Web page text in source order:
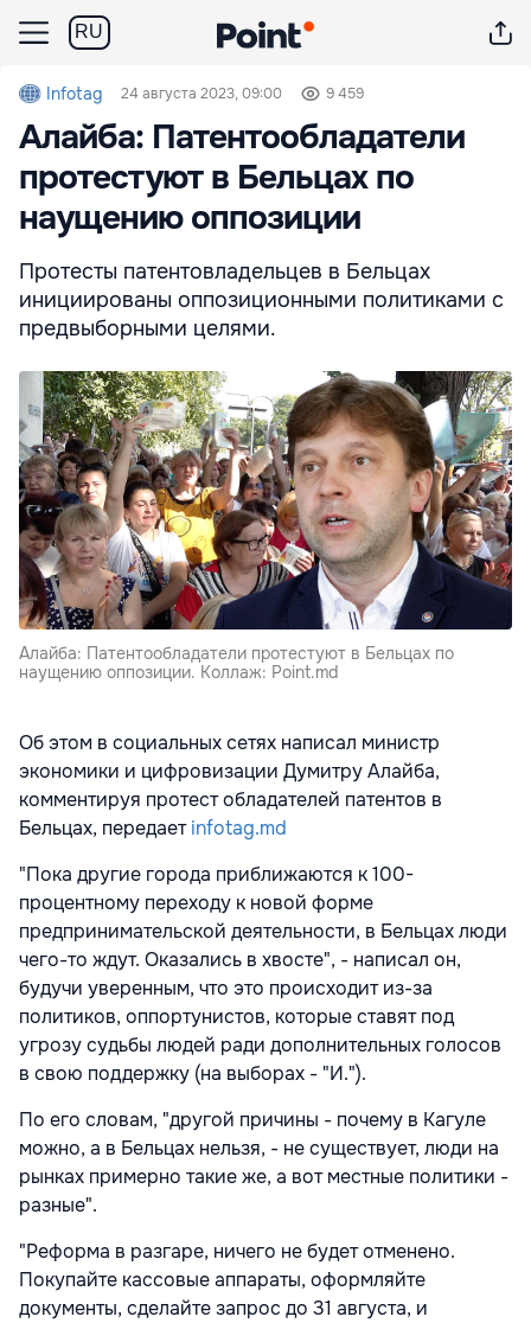
RU
Infotag 24 августа 2023, 09:00 9 459
Алайба: Патентообладатели
протестуют в Бельцах по
наущению оппозиции
Протесты патентовладельцев в Бельцах
инициированы оппозиционными политиками с
предвыборными целями.
Алайба: Патентообладатели протестуют в Бельцах по
наущению оппозиции. Коллаж: Point.md
Об этом в социальных сетях написал министр
экономики и цифровизации Думитру Алайба,
комментируя протест обладателей патентов в
Бельцах, передаетinfotag.md
"Пока другие города приближаются к 100-
процентному переходу к новой форме
предпринимательской деятельности, в Бельцах люди
чего-то ждут. Оказались в хвосте", - написал он,
будучи уверенным, что это происходит из-за
политиков, оппортунистов, которые ставят под
угрозу судьбы людей ради дополнительных голосов
в свою поддержку (на выборах - "И.").
По его словам, "другой причины - почему в Кагуле
можно, а в Бельцах нельзя, - не существует, люди на
рынках примерно такие же, а вот местные политики -
разные".
"Реформа в разгаре, ничего не будет отменено.
Покупайте кассовые аппараты, оформляйте
документы, сделайте запрос до 31 августа, и